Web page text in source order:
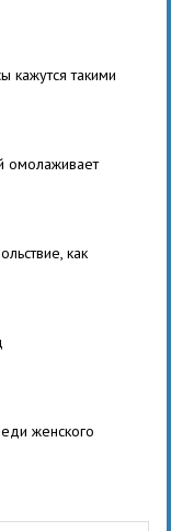
кажутся такими
омолаживает
как
женского